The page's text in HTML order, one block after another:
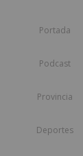
Portada
Podcast
Provincia
Deportes